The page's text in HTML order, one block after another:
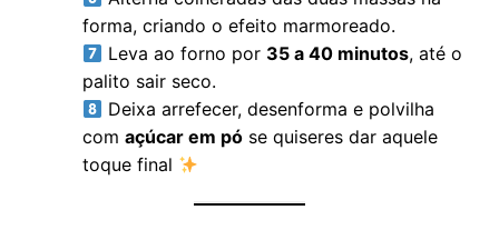
forma, criando o efeito marmoreado.
Leva ao forno por 35 a 40 minutos, até o
palito sair seco.
Deixa arrefecer, desenforma e polvilha
com açúcar em póse quiseres dar aquele
toque final